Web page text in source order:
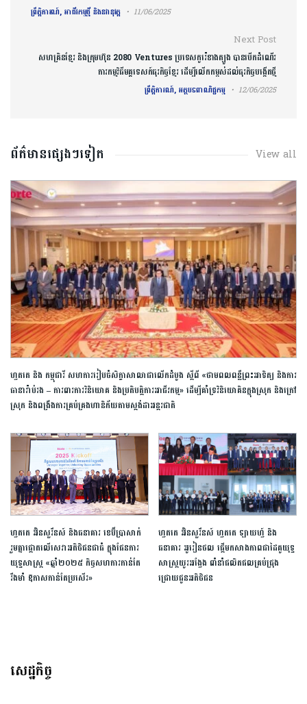
ព្រឹត្តិការណ៍, អាជីវកម្មថ្មី និងនវានុវត្ត 11/06/2025
Next Post
សហគ្រិនខ្មែរ និងក្រុមហ៊ុន 2080 Ventures ប្រទេសកូរ៉េខាងត្បូង បានបើកដំណើរ
ការកម្មវិធីមគ្គទេសក៍ធុរកិច្ចខ្មែរ ដើម្បីលើកកម្ពស់ដល់ធុរកិច្ចបង្កើតថ្មី
ព្រឹត្តិការណ៍, អត្ថបទពាណិជ្ជកម្ម 12/06/2025
ព័ត៌មានផ្សេងៗទៀត View all
ហ្វតតេ និង កម្ពុជារី សហការរៀបចំសិក្ខាសាលាជាលើកដំបូង ស្តីពី «ថាមពលពន្លឺព្រះអាទិត្យ និងការ
ធានារ៉ាប់រង – ការពារការវិនិយោគ និងប្រតិបត្តិការអាជីវកម្ម» ដើម្បីគាំទ្រវិនិយោគិនក្នុងស្រុក និងក្រៅ
ស្រុក និងពង្រឹងការគ្រប់គ្រងហានិភ័យតាមស្តង់ដាអន្តរជាតិ
ហ្វតតេ អ៊ិនសួរឹនស៍ និងធនាគារ ខេប៊ីប្រាសាក់
រួមគ្នាផ្តោតលើសេវាអតិថិជនជាធំ ក្នុងផែនការ
យុទ្ធសាស្រ្ត «ឆ្នាំ២០២៥ កិច្ចសហការកាន់តែ
រឹងមាំ ឱកាសកាន់តែប្រសើរ»
ហ្វតតេ អ៊ិនសួរឹនស៍ ហ្វតតេ ឡាយហ្វ៍ និង
ធនាគារ អូរៀនថល ផ្តើមកសាងភាពជាដៃគូយុទ្ធ
សាស្ត្រយូរអង្វែង ពាំនាំផលិតផលគ្រប់ជ្រុង
ជ្រោយជូនអតិថិជន
សេដ្ឋកិច្ច